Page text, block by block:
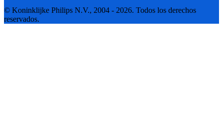
© Koninklijke Philips N.V., 2004 - 2026. Todos los derechos
reservados.